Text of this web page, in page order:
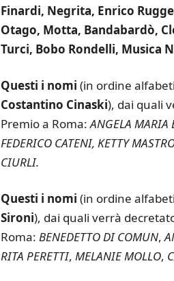
Finardi, Negrita, Enrico
Otago, Motta, Bandabardò,
Turci, Bobo Rondelli, Musica
Questi i nomi (in ordine
Costantino Cinaski), dai quali
Premio a Roma:ANGELA MARIA
FEDERICO CATENI, KETTY
CIURLI.
Questi i nomi (in ordine
Sironi), dai quali verrà
Roma: BENEDETTO DI COMUN,
RITA PERETTI, MELANIE MOLLO,